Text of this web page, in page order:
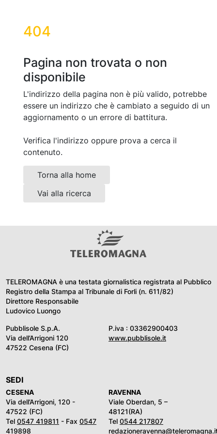
404
Pagina non trovata o non
disponibile
L'indirizzo della pagina non è più valido, potrebbe
essere un indirizzo che è cambiato a seguido di un
aggiornamento o un errore di battitura.
Verifica l'indirizzo oppure prova a cerca il
contenuto.
Torna alla home
Vai alla ricerca
TELEROMAGNA è una testata giornalistica registrata al Pubblico
Registro della Stampa al Tribunale di Forli (n. 611/82)
Direttore Responsabile
Ludovico Luongo
Pubblisole S.p.A.
Via dell’Arrigoni 120
47522 Cesena (FC)
P.iva : 03362900403
www.pubblisole.it
SEDI
CESENA
Via dell’Arrigoni, 120 -
47522 (FC)
Tel 0547 419811 - Fax 0547
419898
RAVENNA
Viale Oberdan, 5 –
48121(RA)
Tel 0544 217807